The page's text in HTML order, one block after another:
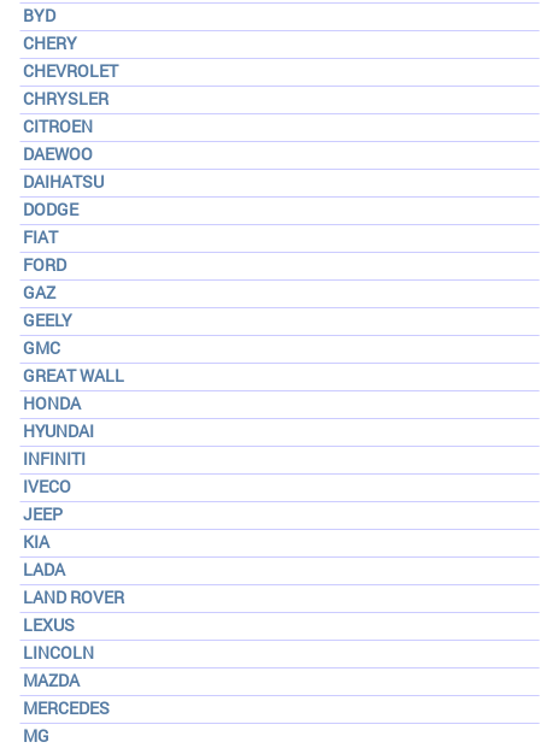
BYD
CHERY
CHEVROLET
CHRYSLER
CITROEN
DAEWOO
DAIHATSU
DODGE
FIAT
FORD
GAZ
GEELY
GMC
GREAT WALL
HONDA
HYUNDAI
INFINITI
IVECO
JEEP
KIA
LADA
LAND ROVER
LEXUS
LINCOLN
MAZDA
MERCEDES
MG